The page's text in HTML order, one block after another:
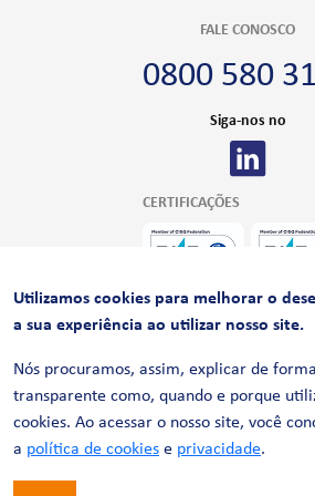
FALE CONOSCO
0800 580
Siga-nos no
CERTIFICAÇÕES
© 2026 LinhaUni. Todos os
Política de Privacidade
Utilizamos cookies para melhorar o
a sua experiência ao utilizar nosso site.
Nós procuramos, assim, explicar de forma
transparente como, quando e porque
cookies. Ao acessar o nosso site, você
a política de cookies e privacidade.